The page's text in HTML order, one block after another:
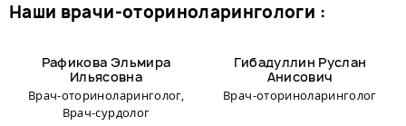
наши врачи-оториноларингологи :
Рафикова Эльмира
Ильясовна
Врач-оториноларинголог,
Врач-сурдолог
Гибадуллин Руслан
Анисович
Врач-оториноларинголог